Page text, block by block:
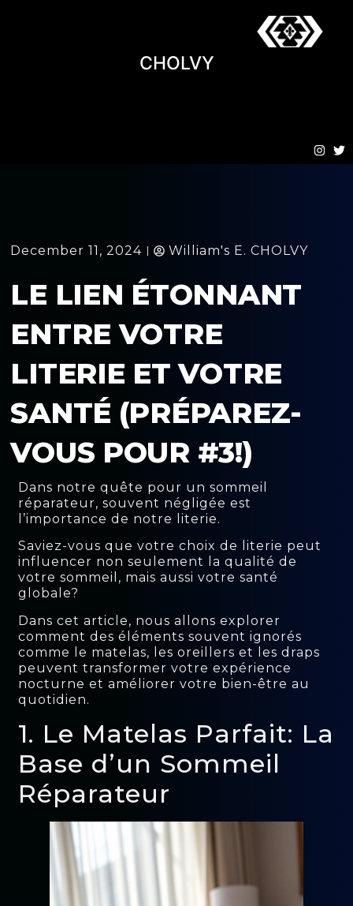
CHOLVY
December 11, 2024 William's E. CHOLVY
LE LIEN ÉTONNANT
ENTRE VOTRE
LITERIE ET VOTRE
SANTÉ (PRÉPAREZ-
VOUS POUR #3!)
Dans notre quête pour un sommeil
réparateur, souvent négligée est
l’importance de notre literie.
Saviez-vous que votre choix de literie peut
influencer non seulement la qualité de
votre sommeil, mais aussi votre santé
globale?
Dans cet article, nous allons explorer
comment des éléments souvent ignorés
comme le matelas, les oreillers et les draps
peuvent transformer votre expérience
nocturne et améliorer votre bien-être au
quotidien.
1. Le Matelas Parfait: La
Base d’un Sommeil
Réparateur